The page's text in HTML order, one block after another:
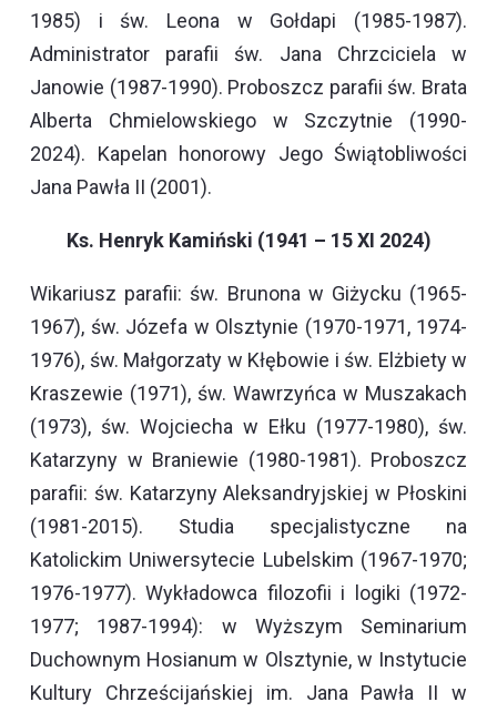
1985) i św. Leona w Gołdapi (1985-1987).
Administrator parafii św. Jana Chrzciciela w
Janowie (1987-1990). Proboszcz parafii św. Brata
Alberta Chmielowskiego w Szczytnie (1990-
2024). Kapelan honorowy Jego Świątobliwości
Jana Pawła II (2001).
Ks. Henryk Kamiński (1941 – 15 XI 2024)
Wikariusz parafii: św. Brunona w Giżycku (1965-
1967), św. Józefa w Olsztynie (1970-1971, 1974-
1976), św. Małgorzaty w Kłębowie i św. Elżbiety w
Kraszewie (1971), św. Wawrzyńca w Muszakach
(1973), św. Wojciecha w Ełku (1977-1980), św.
Katarzyny w Braniewie (1980-1981). Proboszcz
parafii: św. Katarzyny Aleksandryjskiej w Płoskini
(1981-2015). Studia specjalistyczne na
Katolickim Uniwersytecie Lubelskim (1967-1970;
1976-1977). Wykładowca filozofii i logiki (1972-
1977; 1987-1994): w Wyższym Seminarium
Duchownym Hosianum w Olsztynie, w Instytucie
Kultury Chrześcijańskiej im. Jana Pawła II w